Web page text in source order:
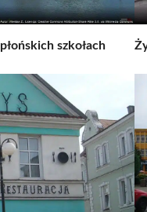
szkołach